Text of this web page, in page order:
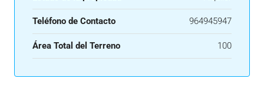
Teléfono de Contacto 964945947
Área Total del Terreno 100